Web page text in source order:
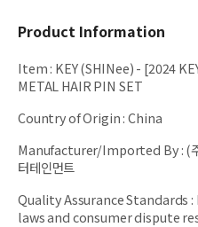
Product Information
Item: KEY (SHINee) - [2024
METAL HAIR PIN SET
Country of Origin:China
Manufacturer/Imported By:(
터테인먼트
Quality Assurance Standards :
laws and consumer dispute